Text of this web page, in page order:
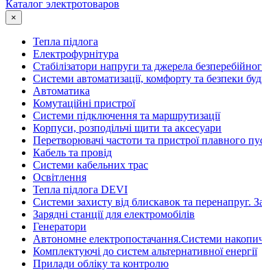
Каталог электротоваров
×
Тепла підлога
Електрофурнітура
Cтабілізатори напруги та джерела
Системи автоматизації, комфорту та безпеки
Автоматика
Комутаційні пристрої
Системи підключення та маршрутизації
Корпуси, розподільчі щити та аксесуари
Перетворювачі частоти та пристрої плавного
Кабель та провід
Системи кабельних трас
Освітлення
Тепла підлога DEVI
Системи захисту від блискавок та перенапруг.
Зарядні станції для електромобілів
Генератори
Автономне електропостачання.Системи
Комплектуючі до систем альтернативної енергії
Прилади обліку та контролю